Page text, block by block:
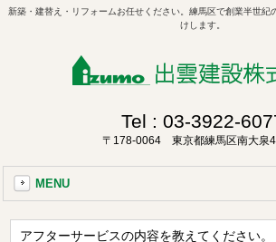
新築・建替え・リフォームお任せください。練馬区で創業半世紀
けします。
Tel : 03-3922-
〒178-0064 東京都練馬区南大泉
MENU
アフターサービスの内容を教えてください。